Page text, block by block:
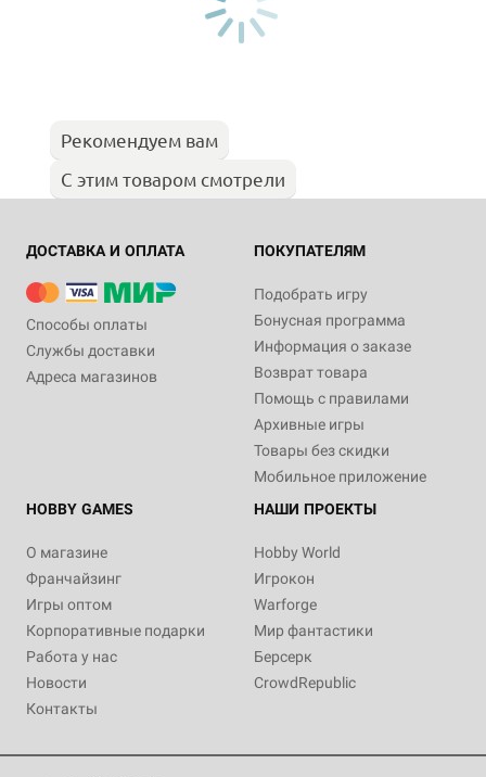
Рекомендуем вам
С этим товаром смотрели
ДОСТАВКА И ОПЛАТА
Способы оплаты
Службы доставки
Адреса магазинов
ПОКУПАТЕЛЯМ
Подобрать игру
Бонусная программа
Информация о заказе
Возврат товара
Помощь с правилами
Архивные игры
Товары без скидки
Мобильное приложение
HOBBY GAMES
О магазине
Франчайзинг
Игры оптом
Корпоративные подарки
Работа у нас
Новости
Контакты
НАШИ ПРОЕКТЫ
Hobby World
Игрокон
Warforge
Мир фантастики
Берсерк
CrowdRepublic